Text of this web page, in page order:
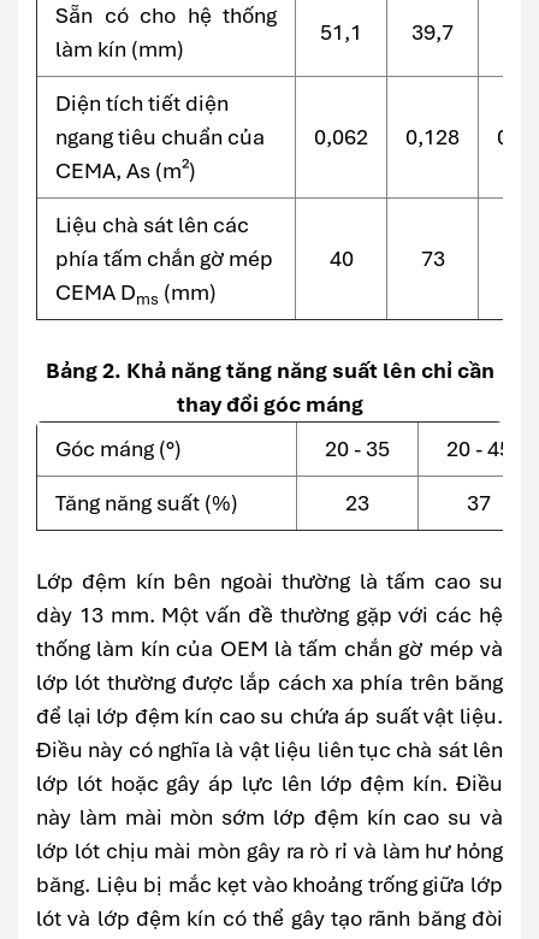
Sẵn có cho hệ thống
làm kín (mm)
51,1 39,7
Diện tích tiết diện
ngang tiêu chuẩn của
CEMA, As (m²)
0,062 0,128
Liệu chà sát lên các
phía tấm chắn gờ mép
CEMA Dms (mm)
40 73
Bảng 2. Khả năng tăng năng suất lên chỉ cần
thay đổi góc máng
Góc máng (°)
20 - 35
20 - 45
Tăng năng suất (%)
23 37
Lớp đệm kín bên ngoài thường là tấm cao su
dày 13 mm. Một vấn đề thường gặp với các hệ
thống làm kín của OEM là tấm chắn gờ mép và
lớp lót thường được lắp cách xa phía trên băng
để lại lớp đệm kín cao su chứa áp suất vật liệu.
Điều này có nghĩa là vật liệu liên tục chà sát lên
lớp lót hoặc gây áp lực lên lớp đệm kín. Điều
này làm mài mòn sớm lớp đệm kín cao su và
lớp lót chịu mài mòn gây ra rò rỉ và làm hư hỏng
băng. Liệu bị mắc kẹt vào khoảng trống giữa lớp
lót và lớp đệm kín có thể gây tạo rãnh băng đòi